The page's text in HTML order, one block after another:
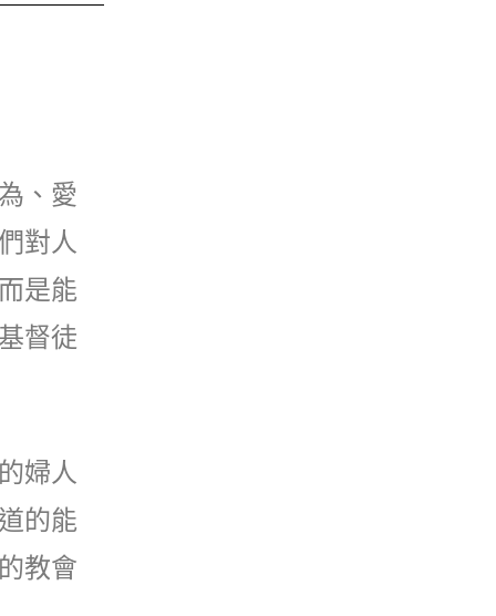
、愛
對人
是能
督徒
婦人
的能
教會